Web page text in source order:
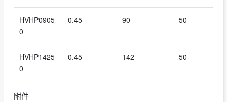
HVHP0905
0
0.45 90 50
HVHP1425
0
0.45 142 50
附件